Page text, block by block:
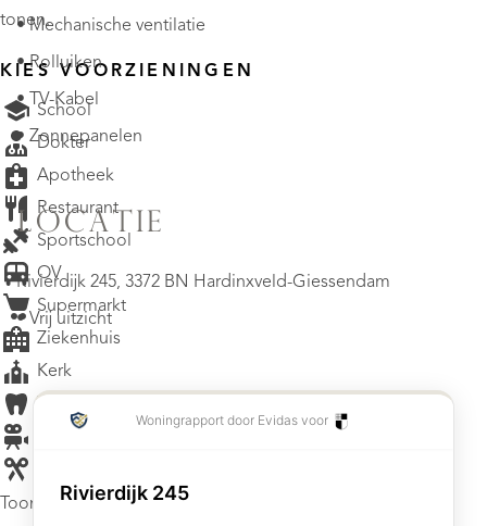
• Mechanische ventilatie
• Rolluiken
• TV-Kabel
• Zonnepanelen
LOCATIE
Rivierdijk 245, 3372 BN Hardinxveld-Giessendam
• Vrij uitzicht
tonen.
KIES VOORZIENINGEN
School
Dokter
Apotheek
Restaurant
Sportschool
OV
Supermarkt
Ziekenhuis
Kerk
Tandarts
Toon resultaten